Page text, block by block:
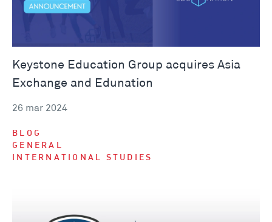
Keystone Education Group acquires Asia
Exchange and Edunation
26 mar 2024
BLOG
GENERAL
INTERNATIONAL STUDIES